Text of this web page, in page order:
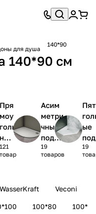
для душа
140*90
140*90 см
Пря
моу
ные
под
дон
душ
121
товар
Асим
метри
чные
поддо
ны
для
19
товаров
ые
ны
для
19
WasserKraft Veconi
100*80 100*90